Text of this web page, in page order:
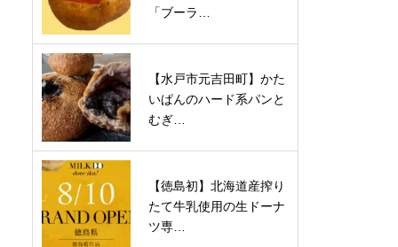
「ブーラ…
【水戸市元吉田町】かた
いぱんのハード系パンと
むぎ…
【徳島初】北海道産搾り
たて牛乳使用の生ドーナ
ツ専…